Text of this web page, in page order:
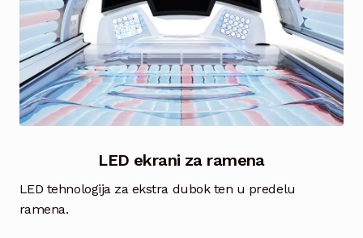
LED ekrani za ramena
LED tehnologija za ekstra dubok ten u predelu
ramena.